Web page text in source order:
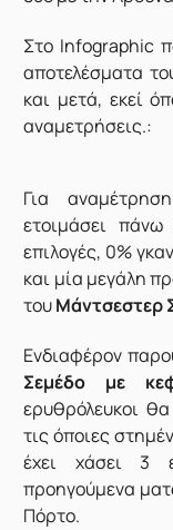
Στο Infographic
αποτελέσματα
και μετά, εκεί
αναμετρήσεις.:
Για
ετοιμάσει
επιλογές, 0%
και μία μεγάλη
τουΜάντσεστερ
Ενδιαφέρον
Σεμέδο με
ερυθρόλευκοι
τις όποιες
έχει χάσει 3
προηγούμενα
Πόρτο.